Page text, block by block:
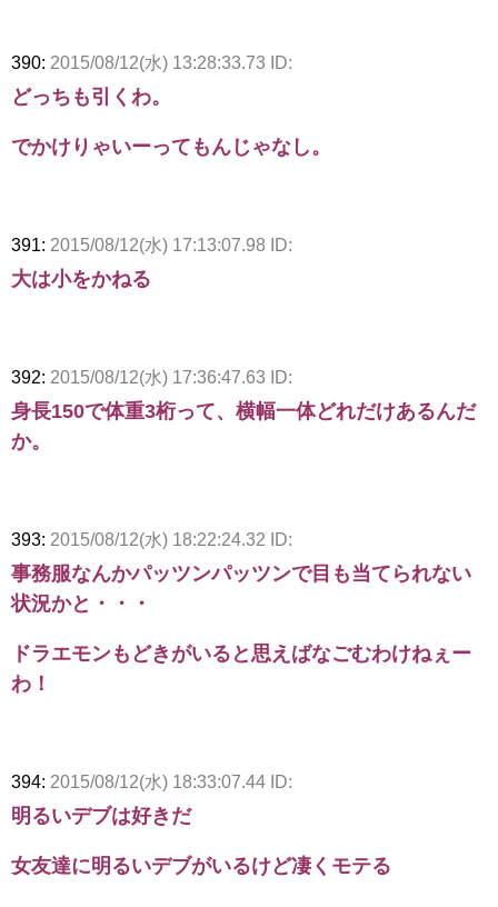
390: 2015/08/12(水) 13:28:33.73 ID:
どっちも引くわ。
でかけりゃいーってもんじゃなし。
391: 2015/08/12(水) 17:13:07.98 ID:
大は小をかねる
392: 2015/08/12(水) 17:36:47.63 ID:
身長150で体重3桁って、横幅一体どれだけあるんだ
か。
393: 2015/08/12(水) 18:22:24.32 ID:
事務服なんかパッツンパッツンで目も当てられない
状況かと・・・
ドラエモンもどきがいると思えばなごむわけねぇー
わ！
394: 2015/08/12(水) 18:33:07.44 ID:
明るいデブは好きだ
女友達に明るいデブがいるけど凄くモテる